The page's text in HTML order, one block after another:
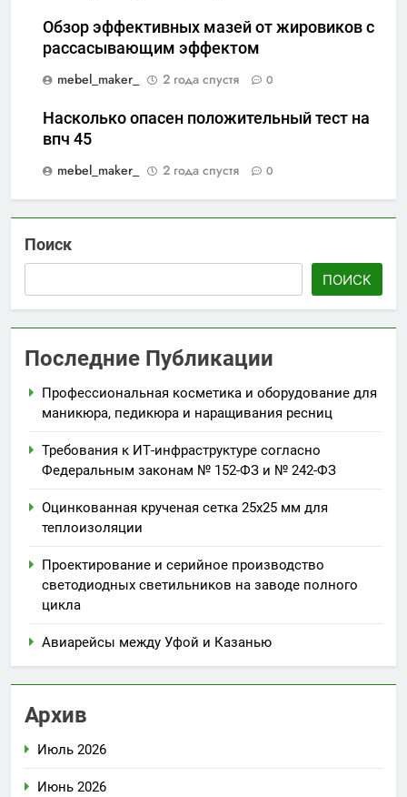
Обзор эффективных мазей от жировиков с
рассасывающим эффектом
mebel_maker_
2 года спустя 0
Насколько опасен положительный тест на
впч 45
mebel_maker_
2 года спустя 0
Поиск
ПОИСК
Последние Публикации
Профессиональная косметика и оборудование для
маникюра, педикюра и наращивания ресниц
Требования к ИТ-инфраструктуре согласно
Федеральным законам № 152-ФЗ и № 242-ФЗ
Оцинкованная крученая сетка 25х25 мм для
теплоизоляции
Проектирование и серийное производство
светодиодных светильников на заводе полного
цикла
Авиарейсы между Уфой и Казанью
Архив
Июль 2026
Июнь 2026